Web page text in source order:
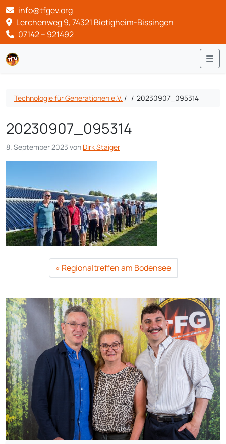
info@tfgev.org
Lerchenweg 9, 74321 Bietigheim-Bissingen
07142 – 921492
Technologie für Generationen e.V. / / 20230907_095314
20230907_095314
8. September 2023 von Dirk Staiger
Regionaltreffen am Bodensee